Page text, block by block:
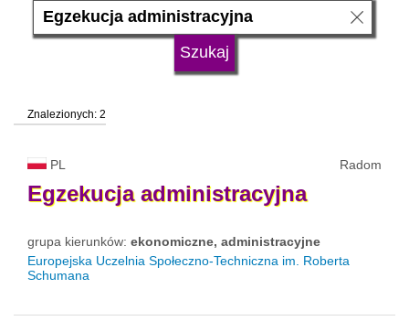
status uczelni
Znalezionych: 2
PL Radom
Egzekucja administracyjna
grupa kierunków: ekonomiczne, administracyjne
Europejska Uczelnia Społeczno-Techniczna im. Roberta
Schumana